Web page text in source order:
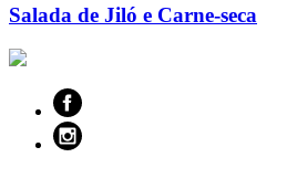
Salada de Jiló e Carne-seca